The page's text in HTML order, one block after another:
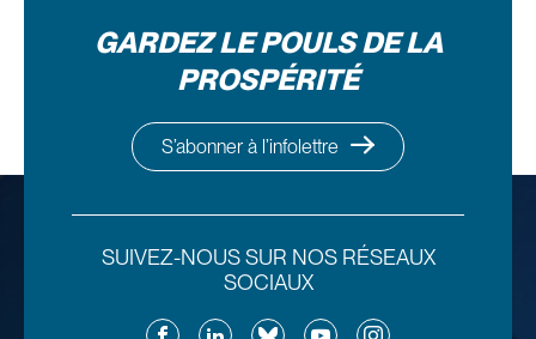
GARDEZ LE POULS DE LA
PROSPÉRITÉ
S’abonner à l’infolettre
SUIVEZ-NOUS SUR NOS RÉSEAUX
SOCIAUX
FacebookLinkedInBlueskyYouTubeInstagram